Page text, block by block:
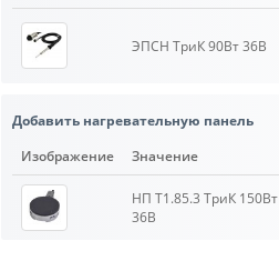
ЭПСН ТриК 90Вт 36В
Добавить нагревательную панель
Изображение
Значение
НП Т1.85.3 ТриК 150Вт
36В